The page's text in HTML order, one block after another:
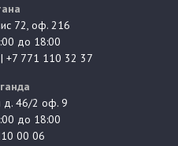
72, оф. 216
до 18:00
+7 771 110 32 37
д. 46/2 оф. 9
до 18:00
00 06